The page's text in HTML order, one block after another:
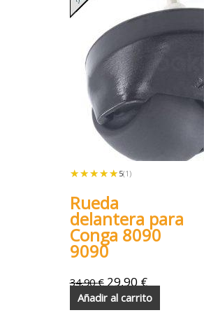
★★★★★
★★★★★ 5(1)
Rueda
delantera para
Conga 8090
9090
34,90€ 29,90€
Añadir al carrito